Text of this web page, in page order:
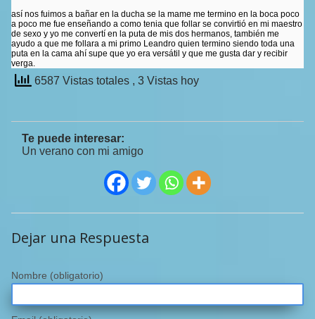
así nos fuimos a bañar en la ducha se la mame me termino en la boca poco
a poco me fue enseñando a como tenia que follar se convirtió en mi maestro
de sexo y yo me convertí en la puta de mis dos hermanos, también me
ayudo a que me follara a mi primo Leandro quien termino siendo toda una
puta en la cama ahí supe que yo era versátil y que me gusta dar y recibir
verga.
6587 Vistas totales , 3 Vistas hoy
Te puede interesar:
Un verano con mi amigo
Dejar una Respuesta
Nombre (obligatorio)